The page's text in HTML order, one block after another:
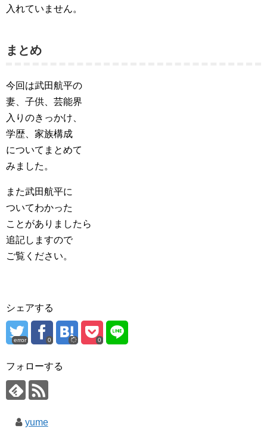
入れていません。
まとめ
今回は武田航平の
妻、子供、芸能界
入りのきっかけ、
学歴、家族構成
についてまとめて
みました。
また武田航平に
ついてわかった
ことがありましたら
追記しますので
ご覧ください。
シェアする
error 0 0
フォローする
yume